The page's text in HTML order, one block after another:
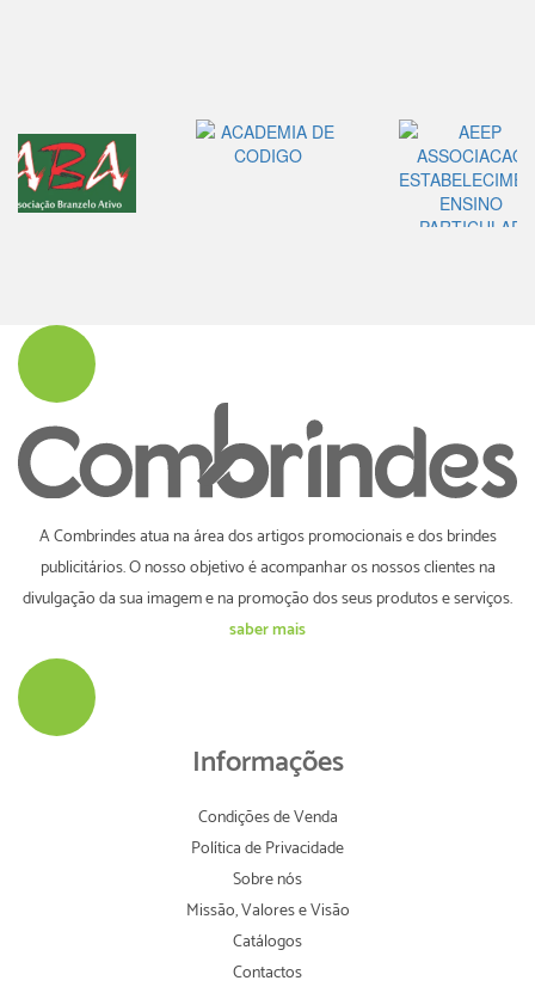
A Combrindes atua na área dos artigos promocionais e dos brindes
publicitários. O nosso objetivo é acompanhar os nossos clientes na
divulgação da sua imagem e na promoção dos seus produtos e serviços.
saber mais
Informações
Condições de Venda
Política de Privacidade
Sobre nós
Missão, Valores e Visão
Catálogos
Contactos